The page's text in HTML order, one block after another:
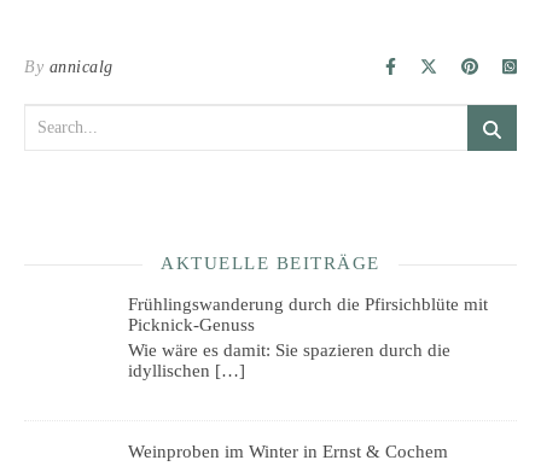
By annicalg
AKTUELLE BEITRÄGE
Frühlingswanderung durch die Pfirsichblüte mit
Picknick-Genuss
Wie wäre es damit: Sie spazieren durch die
idyllischen […]
Weinproben im Winter in Ernst & Cochem